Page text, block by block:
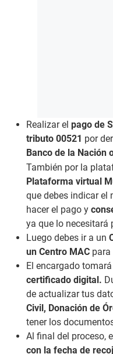
Realizar el pago de
tributo 00521 por
Banco de la Nación
También por la
Plataforma virtual
que debes indicar el
hacer el pago y
ya que lo necesitará
Luego debes ir a un
un Centro MAC
El encargado
certificado digital.
de actualizar tus
Civil, Donación de
tener los
Al final del proceso,
con la fecha de